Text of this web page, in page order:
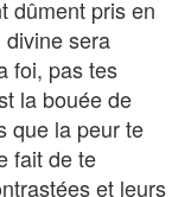
dûment pris en
sera
foi, pas tes
la bouée de
que la peur te
fait de te
et leurs